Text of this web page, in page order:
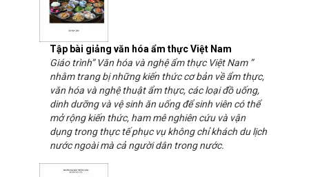
Tập bài giảng văn hóa ẩm thực Việt Nam
Giáo trình” Văn hóa và nghệ ẩm thực Việt Nam ”
nhằm trang bị những kiến thức cơ bản về ẩm thực,
văn hóa và nghệ thuật ẩm thực, các loại đồ uống,
dinh dưỡng và vệ sinh ăn uống để sinh viên có thể
mở rộng kiến thức, ham mê nghiên cứu và vận
dụng trong thực tế phục vụ không chỉ khách du lịch
nước ngoài mà cả người dân trong nước.